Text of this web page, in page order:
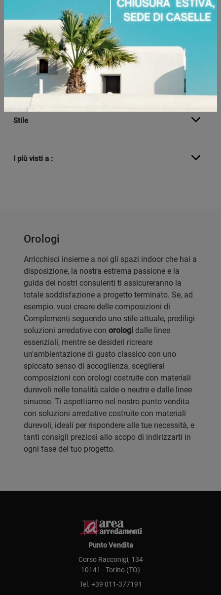
Elementi
Materiale
Stile
I più visti a :
Orologi
Arricchisci insieme a noi gli spazi indoor che hai a
disposizione, la nostra estrema passione e la
guida dei nostri consulenti ti assicureranno la
totale soddisfazione a progetto terminato. Se, ad
esempio, vuoi creare delle composizioni di
Complementi seguendo uno stile attuale, prediligi
soluzioni arredative con orologi dalle linee
essenziali, mentre se desideri ricreare
un'ambientazione di gusto classico con uno
spiccato senso di accoglienza, sceglierai
composizioni con orologi costruite con materiali
durevoli nelle tonalità calde o neutre e dalle linee
sinuose. Ti aspettiamo nel nostro punto vendita
con soluzioni arredative costruite con materiali
durevoli, ideali per rispondere alle tue necessità, e
tanti consigli preziosi allo scopo di indirizzarti in
ogni fase del tuo progetto.
Punto Vendita
Corso Racconigi, 134
10141 - Torino (TO)
Tel. +39 011-377191